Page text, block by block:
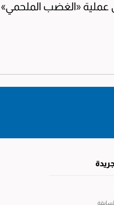
«الغضب الملحمي»